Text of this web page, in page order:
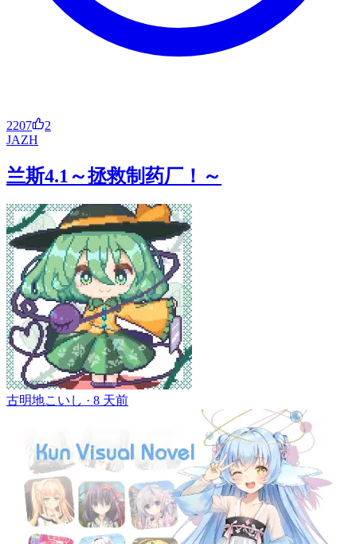
2207
2
JAZH
兰斯4.1～拯救制药厂！～
古明地こいし · 8 天前